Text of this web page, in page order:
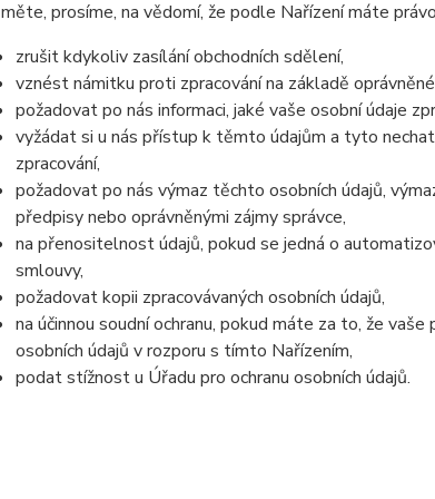
prosíme, na vědomí, že podle Nařízení máte
zrušit kdykoliv zasílání obchodních sdělení,
vznést námitku proti zpracování na základě
požadovat po nás informaci, jaké vaše osobní údaje
vyžádat si u nás přístup k těmto údajům a tyto
zpracování,
požadovat po nás výmaz těchto osobních údajů,
předpisy nebo oprávněnými zájmy správce,
na přenositelnost údajů, pokud se jedná o
smlouvy,
požadovat kopii zpracovávaných osobních údajů,
na účinnou soudní ochranu, pokud máte za to, že
osobních údajů v rozporu s tímto Nařízením,
podat stížnost u Úřadu pro ochranu osobních údajů.